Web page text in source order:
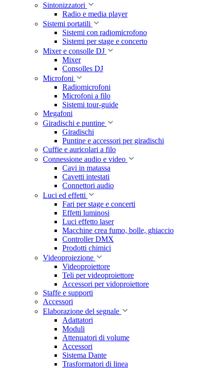
Sintonizzatori
Radio e media player
Sistemi portatili
Sistemi con radiomicrofono
Sistemi per stage e concerto
Mixer e consolle DJ
Mixer
Consolles DJ
Microfoni
Radiomicrofoni
Microfoni a filo
Sistemi tour-guide
Megafoni
Giradischi e puntine
Giradischi
Puntine e accessori per giradischi
Cuffie e auricolari a filo
Connessione audio e video
Cavi in matassa
Cavetti intestati
Connettori audio
Luci ed effetti
Fari per stage e concerti
Effetti luminosi
Luci effetto laser
Macchine crea fumo, bolle, ghiaccio
Controller DMX
Prodotti chimici
Videoproiezione
Videoproiettore
Teli per videoproiettore
Accessori per vidoproiettore
Staffe e supporti
Accessori
Elaborazione del segnale
Adattatori
Moduli
Attenuatori di volume
Accessori
Sistema Dante
Trasformatori di linea